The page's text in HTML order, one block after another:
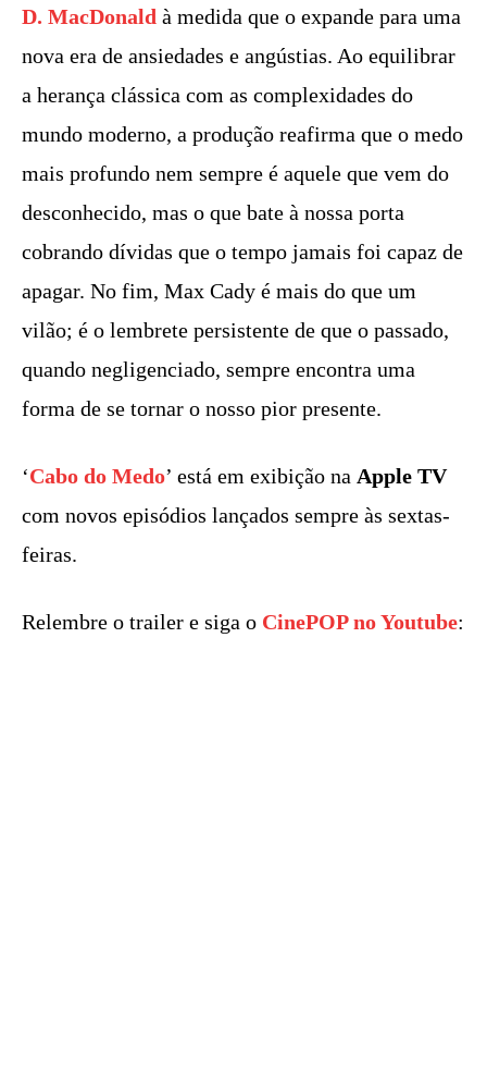
D. MacDonald à medida que o expande para uma
nova era de ansiedades e angústias. Ao equilibrar
a herança clássica com as complexidades do
mundo moderno, a produção reafirma que o medo
mais profundo nem sempre é aquele que vem do
desconhecido, mas o que bate à nossa porta
cobrando dívidas que o tempo jamais foi capaz de
apagar. No fim, Max Cady é mais do que um
vilão; é o lembrete persistente de que o passado,
quando negligenciado, sempre encontra uma
forma de se tornar o nosso pior presente.
‘Cabo do Medo’ está em exibição na Apple TV
com novos episódios lançados sempre às sextas-
feiras.
Relembre o trailer e siga o CinePOP no Youtube: